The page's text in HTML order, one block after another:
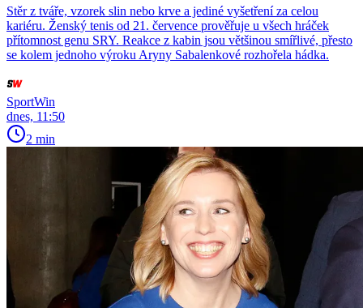
Stěr z tváře, vzorek slin nebo krve a jediné vyšetření za celou
kariéru. Ženský tenis od 21. července prověřuje u všech hráček
přítomnost genu SRY. Reakce z kabin jsou většinou smířlivé, přesto
se kolem jednoho výroku Aryny Sabalenkové rozhořela hádka.
SportWin
dnes, 11:50
2 min